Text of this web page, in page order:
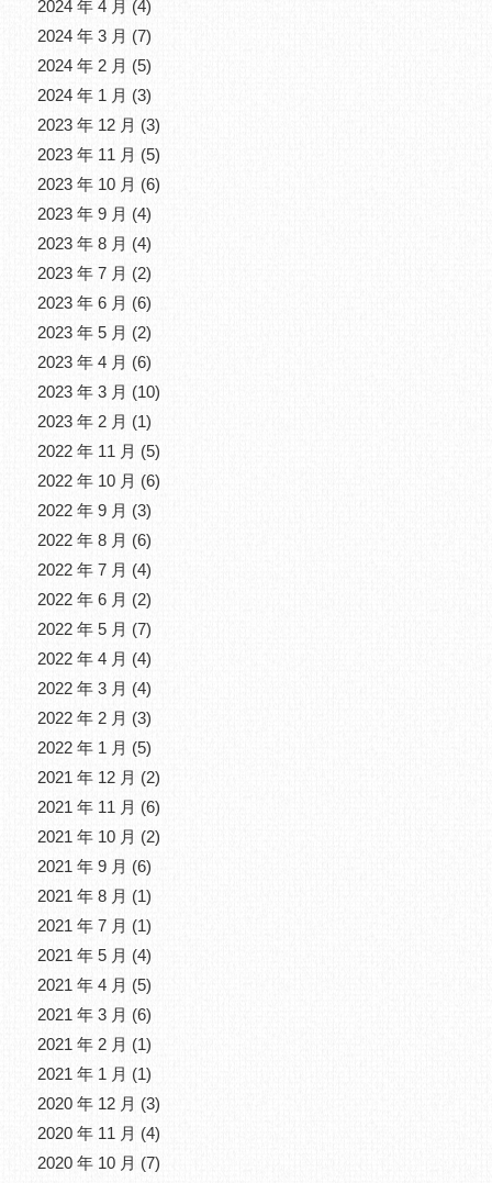
2024 年 4 月 (4)
2024 年 3 月 (7)
2024 年 2 月 (5)
2024 年 1 月 (3)
2023 年 12 月 (3)
2023 年 11 月 (5)
2023 年 10 月 (6)
2023 年 9 月 (4)
2023 年 8 月 (4)
2023 年 7 月 (2)
2023 年 6 月 (6)
2023 年 5 月 (2)
2023 年 4 月 (6)
2023 年 3 月 (10)
2023 年 2 月 (1)
2022 年 11 月 (5)
2022 年 10 月 (6)
2022 年 9 月 (3)
2022 年 8 月 (6)
2022 年 7 月 (4)
2022 年 6 月 (2)
2022 年 5 月 (7)
2022 年 4 月 (4)
2022 年 3 月 (4)
2022 年 2 月 (3)
2022 年 1 月 (5)
2021 年 12 月 (2)
2021 年 11 月 (6)
2021 年 10 月 (2)
2021 年 9 月 (6)
2021 年 8 月 (1)
2021 年 7 月 (1)
2021 年 5 月 (4)
2021 年 4 月 (5)
2021 年 3 月 (6)
2021 年 2 月 (1)
2021 年 1 月 (1)
2020 年 12 月 (3)
2020 年 11 月 (4)
2020 年 10 月 (7)